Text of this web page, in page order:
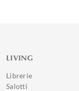
LIVING
Librerie
Salotti